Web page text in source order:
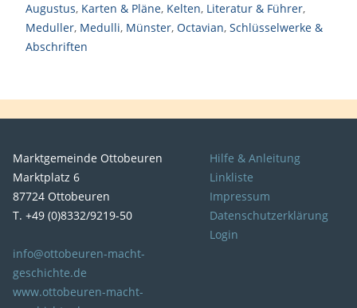
Augustus, Karten & Pläne, Kelten, Literatur & Führer,
Meduller, Medulli, Münster, Octavian, Schlüsselwerke &
Abschriften
Marktgemeinde Ottobeuren
Marktplatz 6
87724 Ottobeuren
T. +49 (0)8332/9219-50
info@ottobeuren-macht-
geschichte.de
www.ottobeuren-macht-
Hilfe & Anleitung
Linkliste
Impressum
Datenschutzerklärung
Login